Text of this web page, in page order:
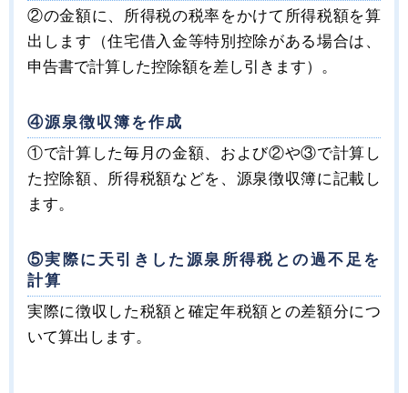
②の金額に、所得税の税率をかけて所得税額を算
出します（住宅借入金等特別控除がある場合は、
申告書で計算した控除額を差し引きます）。
④源泉徴収簿を作成
①で計算した毎月の金額、および②や③で計算し
た控除額、所得税額などを、源泉徴収簿に記載し
ます。
⑤実際に天引きした源泉所得税との過不足を
計算
実際に徴収した税額と確定年税額との差額分につ
いて算出します。